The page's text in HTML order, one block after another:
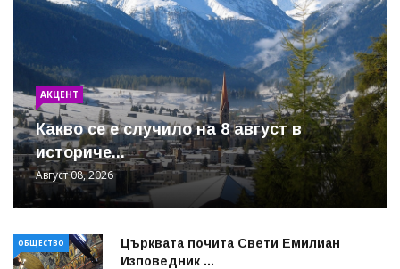
АКЦЕНТ
Какво се е случило на 8 август в
историче...
Август 08, 2026
ОБЩЕСТВО
Църквата почита Свeти Емилиан
Изповедник ...